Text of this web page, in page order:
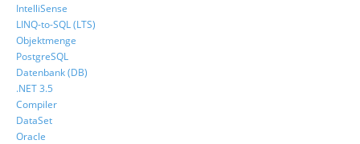
IntelliSense
LINQ-to-SQL (LTS)
Objektmenge
PostgreSQL
Datenbank (DB)
.NET 3.5
Compiler
DataSet
Oracle